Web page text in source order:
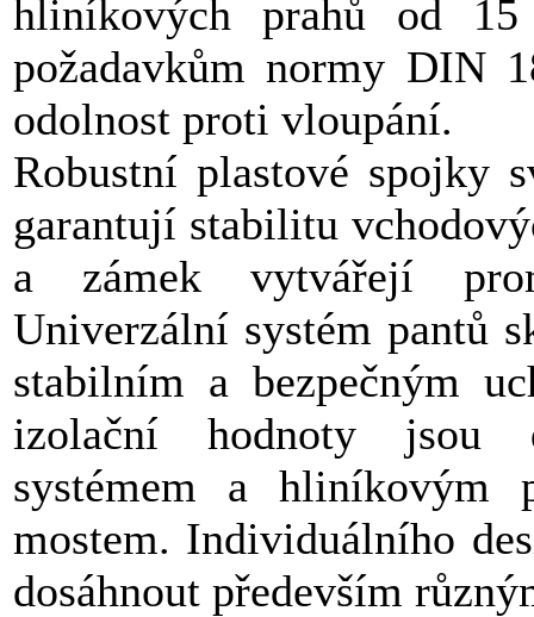
hliníkových prahů od
požadavkům normy DIN
odolnost proti vloupání.
Robustní plastové spojky
garantují stabilitu
a zámek vytvářejí
Univerzální systém pantů
stabilním a bezpečným
izolační hodnoty jsou
systémem a hliníkovým
mostem. Individuálního
dosáhnout především